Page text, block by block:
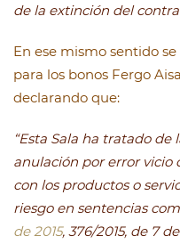
de la extinción del
En ese mismo sentido
para los bonos Fergo
declarando que:
“Esta Sala ha tratado
anulación por error vicio
con los productos o
riesgo en sentencias
de 2015, 376/2015, de 7